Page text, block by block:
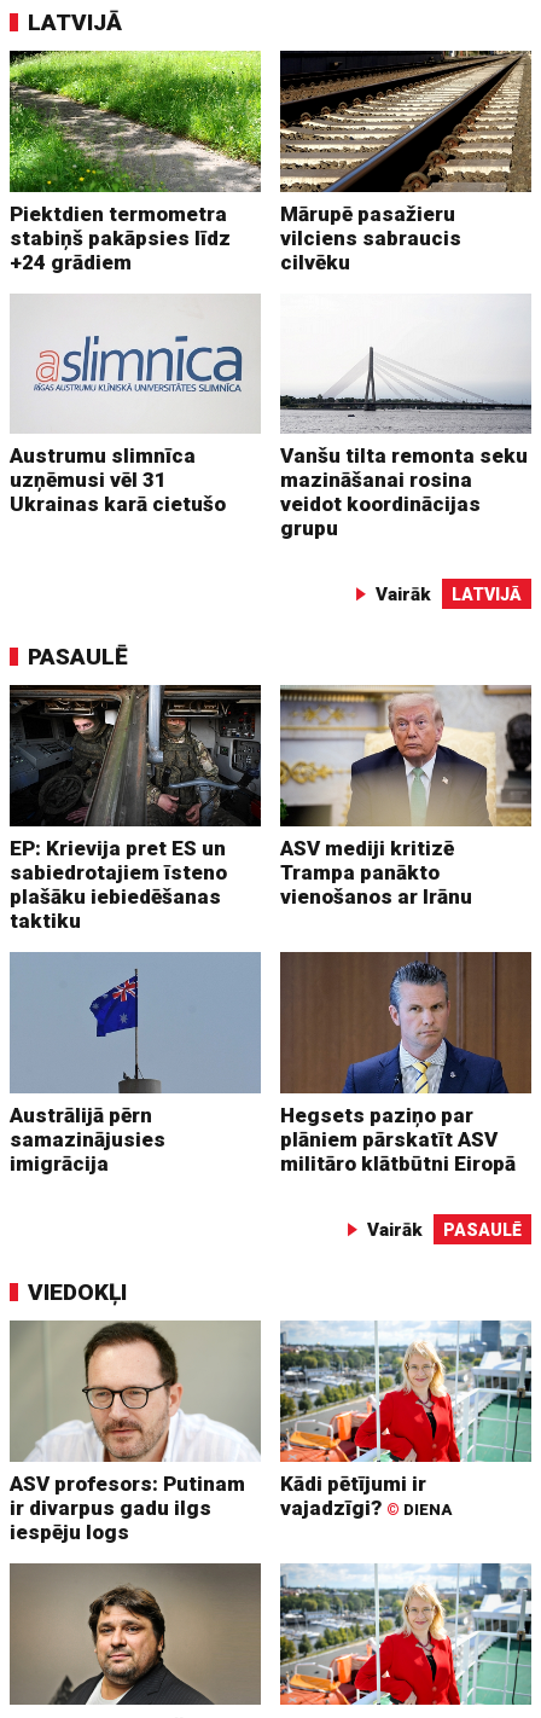
LATVIJĀ
Piektdien termometra
stabiņš pakāpsies līdz
+24 grādiem
Mārupē pasažieru
vilciens sabraucis
cilvēku
Austrumu slimnīca
uzņēmusi vēl 31
Ukrainas karā cietušo
Vanšu tilta remonta seku
mazināšanai rosina
veidot koordinācijas
grupu
Vairāk LATVIJĀ
PASAULĒ
EP: Krievija pret ES un
sabiedrotajiem īsteno
plašāku iebiedēšanas
taktiku
ASV mediji kritizē
Trampa panākto
vienošanos ar Irānu
Austrālijā pērn
samazinājusies
imigrācija
Hegsets paziņo par
plāniem pārskatīt ASV
militāro klātbūtni Eiropā
Vairāk PASAULĒ
VIEDOKĻI
ASV profesors: Putinam
ir divarpus gadu ilgs
iespēju logs
Kādi pētījumi ir
vajadzīgi? © DIENA